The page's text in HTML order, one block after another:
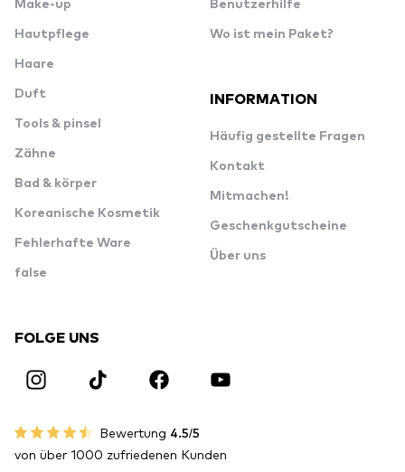
Make-up
Hautpflege
Haare
Duft
Tools & pinsel
Zähne
Bad & körper
Koreanische Kosmetik
Fehlerhafte Ware
false
Benutzerhilfe
Wo ist mein Paket?
INFORMATION
Häufig gestellte Fragen
Kontakt
Mitmachen!
Geschenkgutscheine
Über uns
FOLGE UNS
Bewertung 4.5/5
von über 1000 zufriedenen Kunden